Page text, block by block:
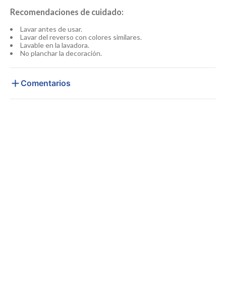
Recomendaciones de cuidado:
Lavar antes de usar.
Lavar del reverso con colores similares.
Lavable en la lavadora.
No planchar la decoración.
Comentarios